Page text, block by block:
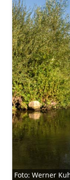
Foto: Werner